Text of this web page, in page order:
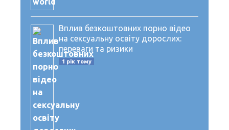
Вплив безкоштовних порно відео
на сексуальну освіту дорослих:
переваги та ризики
1 рік тому